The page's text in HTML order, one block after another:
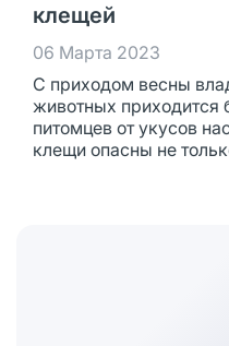
клещей
06 Марта 2023
С приходом весны
животных приходится
питомцев от укусов
клещи опасны не